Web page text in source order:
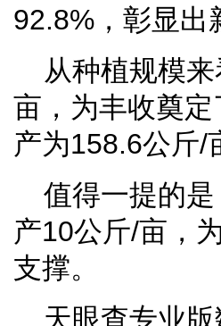
92.8%，彰显出
从种植规模
亩，为丰收奠
产为158.6公斤/
值得一提的
产10公斤/亩，
支撑。
天眼查专业